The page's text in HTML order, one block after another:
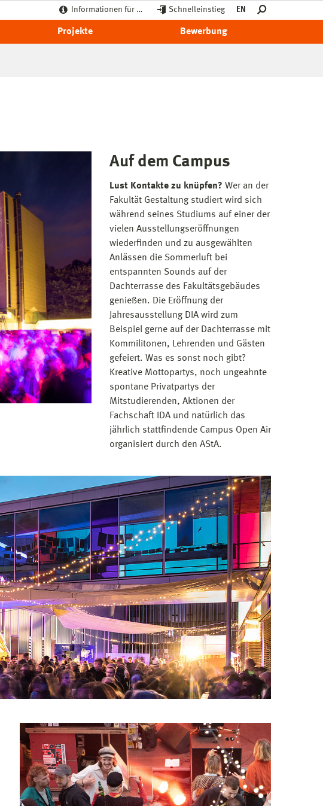
Informationen für … Schnelleinstieg EN
Projekte Bewerbung
Auf dem Campus
Lust Kontakte zu knüpfen? Wer an der
Fakultät Gestaltung studiert wird sich
während seines Studiums auf einer der
vielen Ausstellungseröffnungen
wiederfinden und zu ausgewählten
Anlässen die Sommerluft bei
entspannten Sounds auf der
Dachterrasse des Fakultätsgebäudes
genießen. Die Eröffnung der
Jahresausstellung DIA wird zum
Beispiel gerne auf der Dachterrasse mit
Kommilitonen, Lehrenden und Gästen
gefeiert. Was es sonst noch gibt?
Kreative Mottopartys, noch ungeahnte
spontane Privatpartys der
Mitstudierenden, Aktionen der
Fachschaft IDA und natürlich das
jährlich stattfindende Campus Open Air
organisiert durch den AStA.